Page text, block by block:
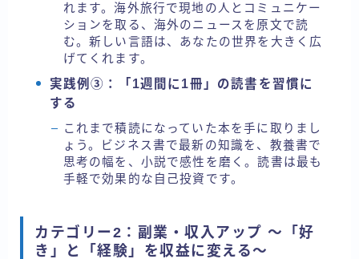
れます。海外旅行で現地の人とコミュニケー
ションを取る、海外のニュースを原文で読
む。新しい言語は、あなたの世界を大きく広
げてくれます。
実践例③：「1週間に1冊」の読書を習慣に
する
これまで積読になっていた本を手に取りまし
ょう。ビジネス書で最新の知識を、教養書で
思考の幅を、小説で感性を磨く。読書は最も
手軽で効果的な自己投資です。
カテゴリー2：副業・収入アップ 〜「好
き」と「経験」を収益に変える〜